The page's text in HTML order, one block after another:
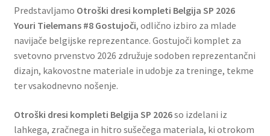
Predstavljamo Otroški dresi kompleti Belgija SP 2026
Youri Tielemans #8 Gostujoči, odlično izbiro za mlade
navijače belgijske reprezentance. Gostujoči komplet za
svetovno prvenstvo 2026 združuje sodoben reprezentančni
dizajn, kakovostne materiale in udobje za treninge, tekme
ter vsakodnevno nošenje.
Otroški dresi kompleti Belgija SP 2026so izdelani iz
lahkega, zračnega in hitro sušečega materiala, ki otrokom